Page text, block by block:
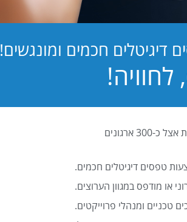
חכמים ומונגשים!
PB Digital (PrintBOS Digital) הינה המערכת לטפסים דיגיטלים המובילה בישראל ומותקנת אצל כ-300 ארגונים
טפסים דיגיטלים חכמים.
או מודפס במגוון הערוצים.
ומנהלי פרוייקטים.